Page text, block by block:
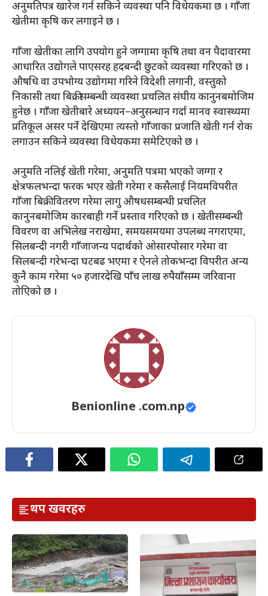
अनुमतिपत्र खारेज गर्न सकिने व्यवस्था पनि विधेयकमा छ । गाँजा
खेतीमा कृषि कर लगाइने छ ।
गाँजा खेतीका लागि उपयोग हुने जग्गामा कृषि तथा वन पैदावारमा
आधारित उद्योगले पाएसरह हदबन्दी छुटको व्यवस्था गरिएको छ ।
औषधि वा उपभोग्य उद्योगमा गरिने विदेशी लगानी, वस्तुको
निकासी तथा बिक्रीसम्बन्धी व्यवस्था प्रचलित संघीय कानुनबमोजिम
हुनेछ । गाँजा खेतीबारे अध्ययन–अनुसन्धान गर्दा मानव स्वास्थ्यमा
प्रतिकूल असर पर्ने देखिएमा त्यस्तो गाँजाका प्रजाति खेती गर्न रोक
लगाउन सकिने व्यवस्था विधेयकमा समेटिएको छ ।
अनुमति नलिई खेती गरेमा, अनुमति पत्रमा भएको जग्गा र
क्षेत्रफलभन्दा फरक भएर खेती गरेमा र कसैलाई नियमविपरीत
गाँजा बिक्री वितरण गरेमा लागु औषधसम्बन्धी प्रचलित
कानुनबमोजिम कारबाही गर्ने प्रस्ताव गरिएको छ । खेतीसम्बन्धी
विवरण वा अभिलेख नराखेमा, समयसमयमा उपलब्ध नगराएमा,
सिलबन्दी नगरी गाँजाजन्य पदार्थको ओसारपोसार गरेमा वा
सिलबन्दी गरेभन्दा घटबढ भएमा र ऐनले तोकभन्दा विपरीत अन्य
कुनै काम गरेमा ५० हजारदेखि पाँच लाख रुपैयाँसम्म जरिवाना
तोएिको छ ।
Benionline .com.np
थप खवरहरु